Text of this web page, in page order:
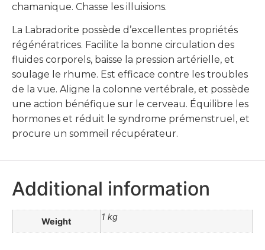
chamanique. Chasse les illuisions.
La Labradorite possède d’excellentes propriétés
régénératrices. Facilite la bonne circulation des
fluides corporels, baisse la pression artérielle, et
soulage le rhume. Est efficace contre les troubles
de la vue. Aligne la colonne vertébrale, et possède
une action bénéfique sur le cerveau. Équilibre les
hormones et réduit le syndrome prémenstruel, et
procure un sommeil récupérateur.
Additional information
Weight 1 kg